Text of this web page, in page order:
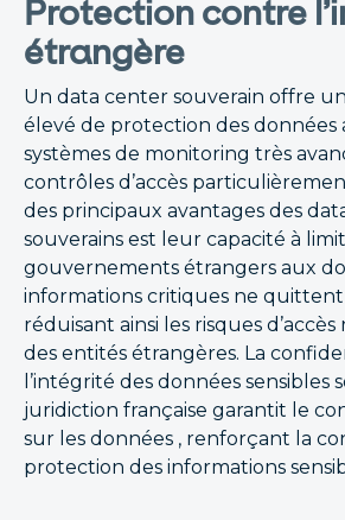
Protection contre
étrangère
Un data center souverain offre
élevé de protection des données
systèmes de monitoring très
contrôles d’accès
des principaux avantages des
souverains est leur capacité à
gouvernements étrangers aux
informations critiques ne quittent
réduisant ainsi les risques
des entités étrangères. La
l’intégrité des données sensibles
juridiction française garantit le
sur les données , renforçant la
protection des informations